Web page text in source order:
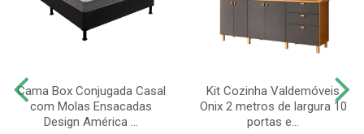
Cama Box Conjugada Casal
com Molas Ensacadas
Design América ...
Kit Cozinha Valdemóveis
Onix 2 metros de largura 10
portas e...